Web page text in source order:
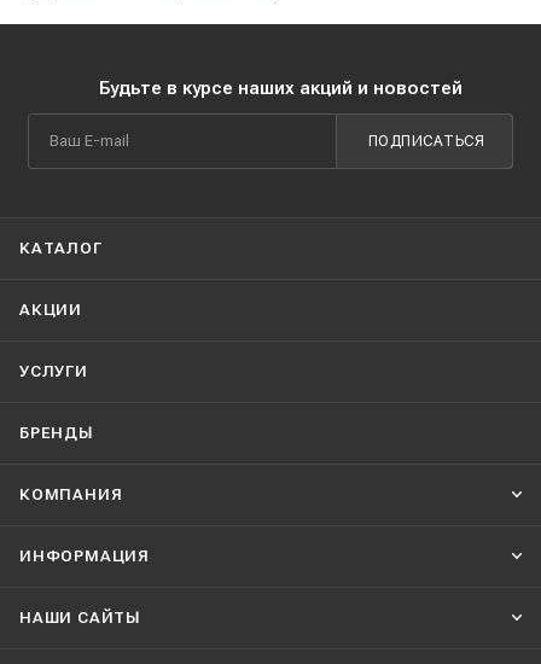
Будьте в курсе наших акций и новостей
ПОДПИСАТЬСЯ
КАТАЛОГ
АКЦИИ
УСЛУГИ
БРЕНДЫ
КОМПАНИЯ
ИНФОРМАЦИЯ
НАШИ CАЙТЫ